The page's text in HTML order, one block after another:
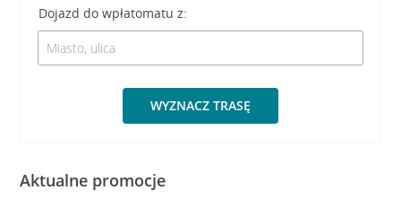
Dojazd do wpłatomatu z:
WYZNACZ TRASĘ
Aktualne promocje